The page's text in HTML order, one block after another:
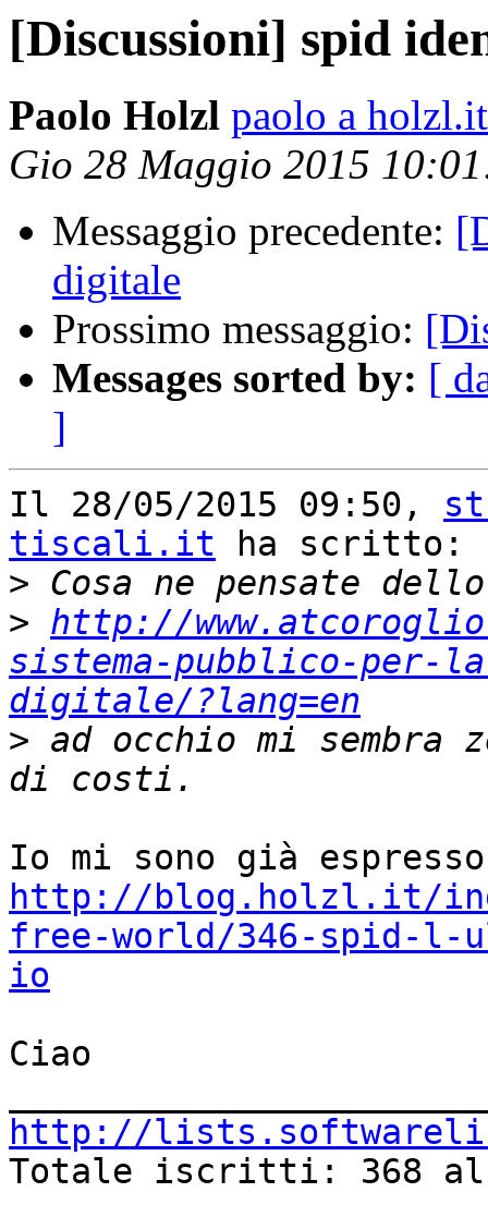
[Discussioni] spid
Paolo Holzl paolo a holzl.it
Gio 28 Maggio 2015
Messaggio precedente:
digitale
Prossimo messaggio:
Messages sorted by: [
]
Il 28/05/2015 09:50,
tiscali.it ha scritto:
>
> http://
sistema-pubblico-per-
digitale/?lang=en
> ad occhio mi sembra
http://blog.holzl.it/
free-world/346-spid-l-
io
Ciao
http://
Totale iscritti: 368 al